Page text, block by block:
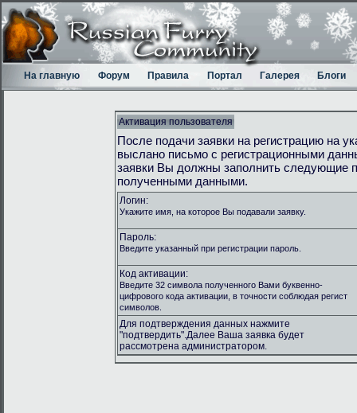
На главную Форум Правила Портал Галерея Блоги
Активация пользователя
После подачи заявки на регистрацию на
выслано письмо с регистрационными
заявки Вы должны заполнить следующие
полученными данными.
Логин:
Укажите имя, на которое Вы подавали заявку.
Пароль:
Введите указанный при регистрации пароль.
Код активации:
Введите 32 символа полученного Вами буквенно-
цифрового кода активации, в точности соблюдая регист
символов.
Для подтверждения данных нажмите
"подтвердить".Далее Ваша заявка будет
рассмотрена администратором.